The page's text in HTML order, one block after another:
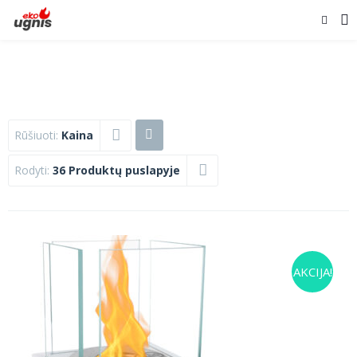
Rūšiuoti: Kaina
Rodyti: 36 Produktų puslapyje
AKCIJA!